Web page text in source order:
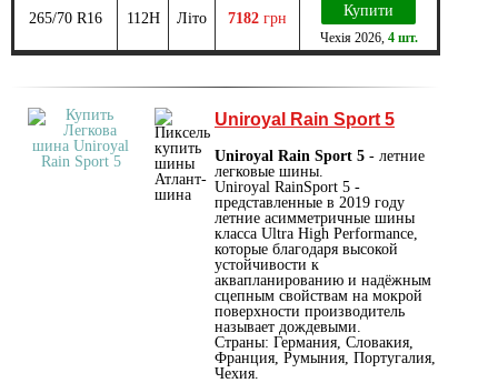
265/70 R16 112H Літо 7182 грн Купити
Чехія2026, 4 шт.
Uniroyal Rain Sport 5
Uniroyal Rain Sport 5 - летние
легковые шины.
Uniroyal RainSport 5 -
представленные в 2019 году
летние асимметричные шины
класса Ultra High Performance,
которые благодаря высокой
устойчивости к
аквапланированию и надёжным
сцепным свойствам на мокрой
поверхности производитель
называет дождевыми.
Страны: Германия, Словакия,
Франция, Румыния, Португалия,
Чехия.